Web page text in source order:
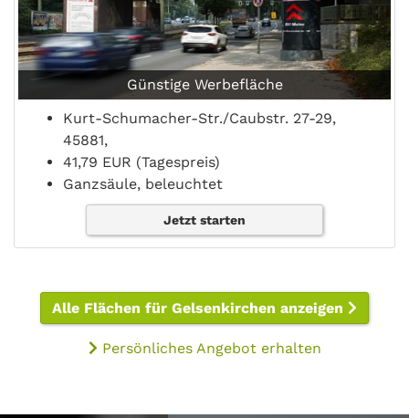
Günstige Werbefläche
Kurt-Schumacher-Str./Caubstr. 27-29,
45881,
41,79 EUR (Tagespreis)
Ganzsäule, beleuchtet
Jetzt starten
Alle Flächen für Gelsenkirchen anzeigen
Persönliches Angebot erhalten